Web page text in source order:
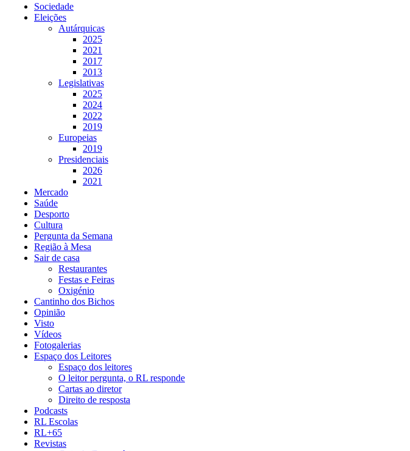
Sociedade
Eleições
Autárquicas
2025
2021
2017
2013
Legislativas
2025
2024
2022
2019
Europeias
2019
Presidenciais
2026
2021
Mercado
Saúde
Desporto
Cultura
Pergunta da Semana
Região à Mesa
Sair de casa
Restaurantes
Festas e Feiras
Oxigénio
Cantinho dos Bichos
Opinião
Visto
Vídeos
Fotogalerias
Espaço dos Leitores
Espaço dos leitores
O leitor pergunta, o RL responde
Cartas ao diretor
Direito de resposta
Podcasts
RL Escolas
RL+65
Revistas